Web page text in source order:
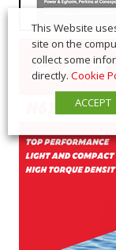
This Website
site on the
collect some
directly. Cookie
ACCEPT